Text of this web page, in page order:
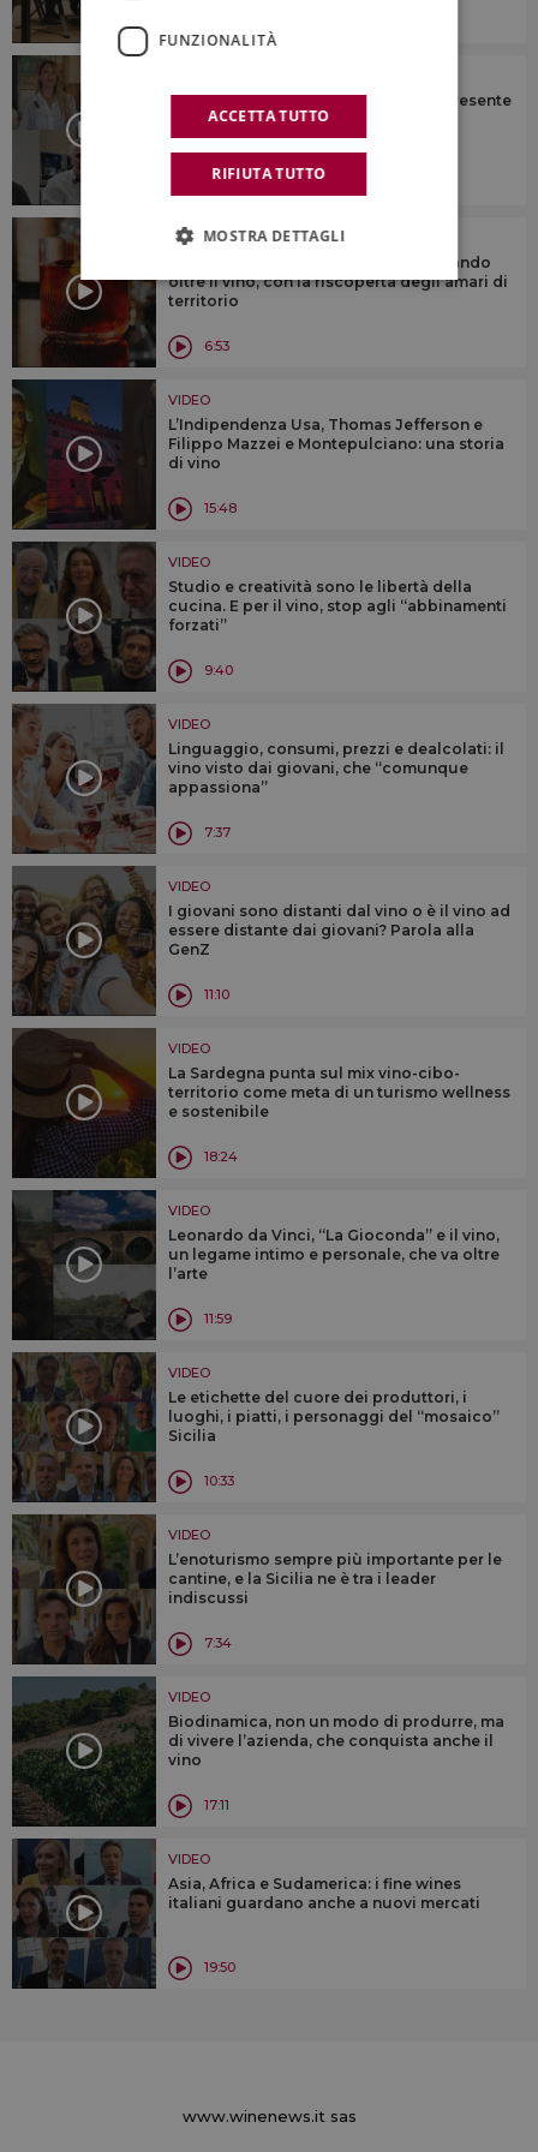
Vini no-low: per alcuni un pezzo di presente
e futuro del vino, per altri meno ...
12:42
VIDEO
Bere “locale” è possibile, anche andando
oltre il vino, con la riscoperta degli amari di
territorio
6:53
VIDEO
L’Indipendenza Usa, Thomas Jefferson e
Filippo Mazzei e Montepulciano: una storia
di vino
15:48
VIDEO
Studio e creatività sono le libertà della
cucina. E per il vino, stop agli “abbinamenti
forzati”
9:40
VIDEO
Linguaggio, consumi, prezzi e dealcolati: il
vino visto dai giovani, che “comunque
appassiona”
7:37
VIDEO
I giovani sono distanti dal vino o è il vino ad
essere distante dai giovani? Parola alla
GenZ
11:10
VIDEO
La Sardegna punta sul mix vino-cibo-
territorio come meta di un turismo wellness
e sostenibile
18:24
VIDEO
Leonardo da Vinci, “La Gioconda” e il vino,
un legame intimo e personale, che va oltre
l’arte
11:59
VIDEO
Le etichette del cuore dei produttori, i
luoghi, i piatti, i personaggi del “mosaico”
Sicilia
10:33
VIDEO
L’enoturismo sempre più importante per le
cantine, e la Sicilia ne è tra i leader
indiscussi
7:34
VIDEO
Biodinamica, non un modo di produrre, ma
di vivere l’azienda, che conquista anche il
vino
17:11
VIDEO
Asia, Africa e Sudamerica: i fine wines
italiani guardano anche a nuovi mercati
19:50
www.winenews.it sas
FUNZIONALITÀ
ACCETTA TUTTO
RIFIUTA TUTTO
MOSTRA DETTAGLI